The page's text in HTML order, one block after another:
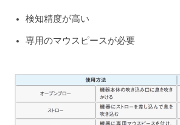
検知精度が高い
専用のマウスピースが必要